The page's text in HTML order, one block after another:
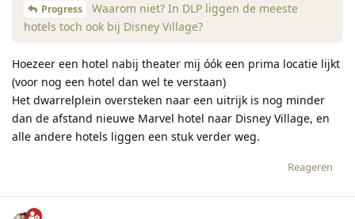
Progress
Waarom niet? In DLP liggen de meeste
hotels toch ook bij Disney Village?
Hoezeer een hotel nabij theater mij óók een prima locatie lijkt
(voor nog een hotel dan wel te verstaan)
Het dwarrelplein oversteken naar een uitrijk is nog minder
dan de afstand nieuwe Marvel hotel naar Disney Village, en
alle andere hotels liggen een stuk verder weg.
Reageren